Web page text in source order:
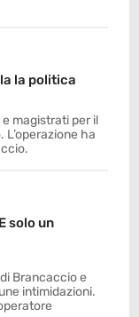
la politica
e magistrati per il
ha
solo un
Brancaccio e
intimidazioni.